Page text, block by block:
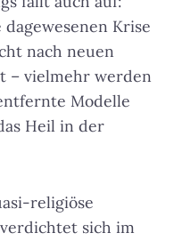
Krise
nach neuen
– vielmehr werden
Modelle
Heil in der
religiöse
sich im